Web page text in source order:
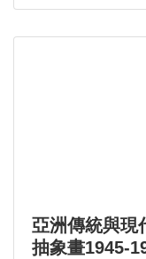
亞洲傳統與現
抽象畫1945-